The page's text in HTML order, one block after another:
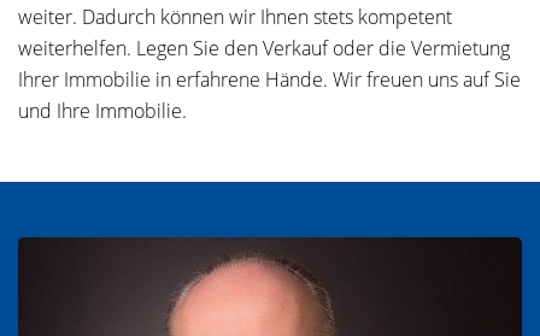
weiter. Dadurch können wir Ihnen stets kompetent
weiterhelfen. Legen Sie den Verkauf oder die Vermietung
Ihrer Immobilie in erfahrene Hände. Wir freuen uns auf Sie
und Ihre Immobilie.